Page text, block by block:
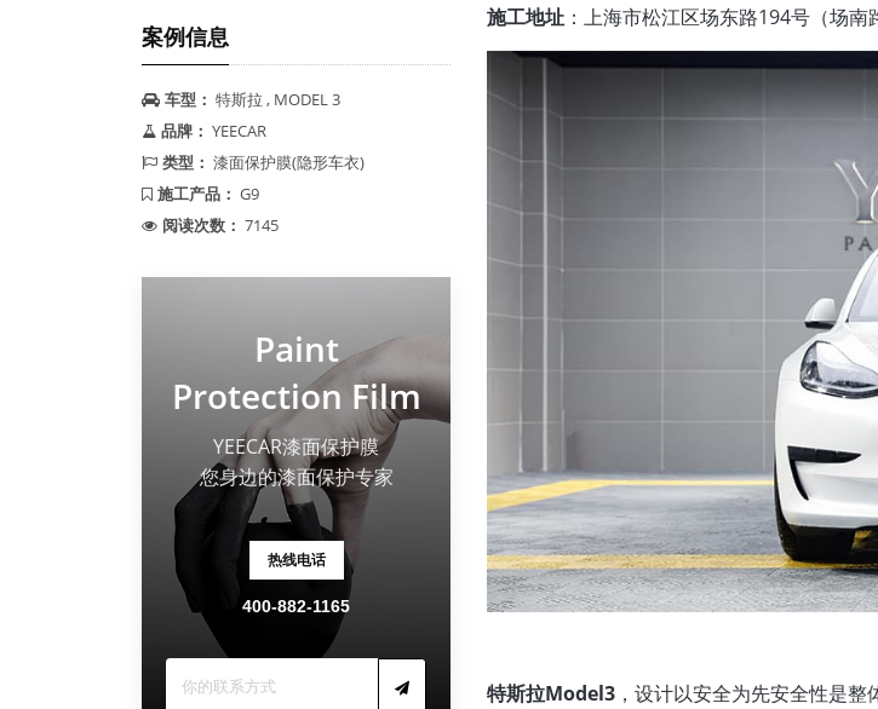
案例信息
车型： 特斯拉 , MODEL 3
品牌： YEECAR
类型： 漆面保护膜(隐形车衣)
施工产品： G9
阅读次数： 7145
Paint
Protection Film
YEECAR漆面保护膜
您身边的漆面保护专家
热线电话
400-882-1165
施工地址 ：上海市松江区场东路194号（场南
特斯拉Model3 ，设计以安全为先安全性是